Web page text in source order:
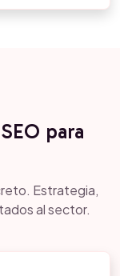
para
Estrategia,
al sector.